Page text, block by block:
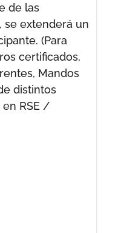
de las
se extenderá un
(Para
certificados,
Mandos
distintos
RSE /